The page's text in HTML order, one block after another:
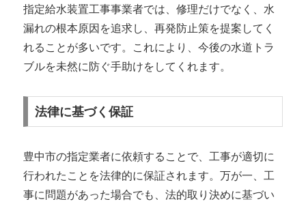
指定給水装置工事事業者では、修理だけでなく、水
漏れの根本原因を追求し、再発防止策を提案してく
れることが多いです。これにより、今後の水道トラ
ブルを未然に防ぐ手助けをしてくれます。
法律に基づく保証
豊中市の指定業者に依頼することで、工事が適切に
行われたことを法律的に保証されます。万が一、工
事に問題があった場合でも、法的取り決めに基づい